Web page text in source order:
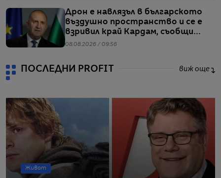
Дрон е навлязъл в българското
въздушно пространство и се е
взривил край Кардам, съобщи
Радев
08.08.2026 / 09:56
ПОСЛЕДНИ PROFIT виж още
Живот